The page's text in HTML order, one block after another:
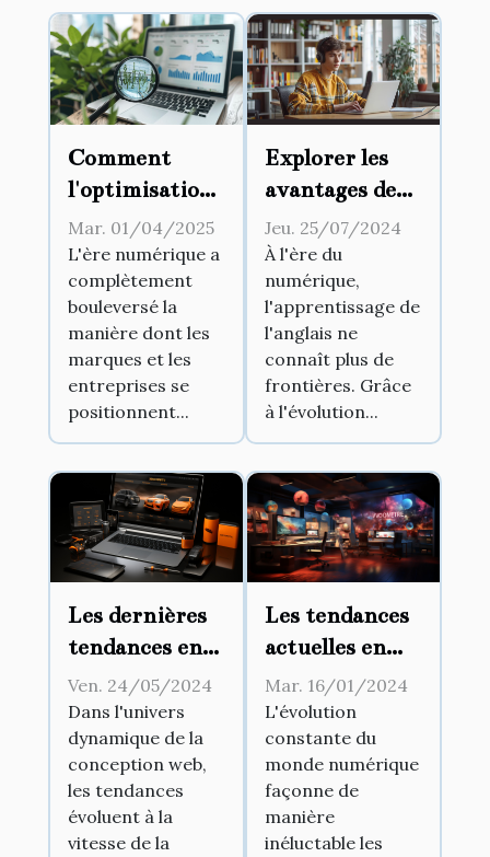
Comment
l'optimisation
SEO peut
transformer
votre présence
en ligne
Mar. 01/04/2025
L'ère numérique a
complètement
bouleversé la
manière dont les
marques et les
entreprises se
positionnent...
Explorer les
avantages de
l'apprentissage
de l'anglais en
ligne
Jeu. 25/07/2024
À l'ère du
numérique,
l'apprentissage de
l'anglais ne
connaît plus de
frontières. Grâce
à l'évolution...
Les dernières
tendances en
conception
web pour les
freelances en
2023
Ven. 24/05/2024
Dans l'univers
dynamique de la
conception web,
les tendances
évoluent à la
vitesse de la
Les tendances
actuelles en
marketing
numérique
pour les
agences de
publicité
Mar. 16/01/2024
L'évolution
constante du
monde numérique
façonne de
manière
inéluctable les